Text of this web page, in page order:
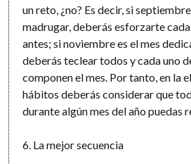
un reto, ¿no? Es decir, si
madrugar, deberás esforzarte
antes; si noviembre es el mes
deberás teclear todos y cada uno
componen el mes. Por tanto, en la
hábitos deberás considerar que
durante algún mes del año puedas
6. La mejor secuencia